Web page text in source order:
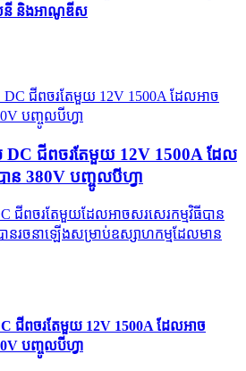
នី និងអាណូឌីស
ល DC ជីពចរតែមួយ 12V 1500A ដែល
ាន 380V បញ្ចូលបីហ្វា
ជីពចរតែមួយដែលអាចសរសេរកម្មវិធីបាន
ានរចនាឡើងសម្រាប់ឧស្សាហកម្មដែលមាន
ជីពចរតែមួយ 12V 1500A ដែលអាច
បញ្ចូលបីហ្វា